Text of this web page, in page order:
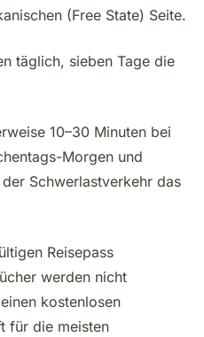
(Free State) Seite.
täglich, sieben Tage die
10–30 Minuten bei
Morgen und
Schwerlastverkehr das
Reisepass
werden nicht
kostenlosen
für die meisten